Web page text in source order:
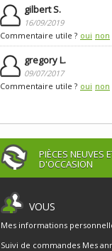
gilbert S.
16/09/2019
Commentaire utile ? oui non
gregory L.
09/07/2017
Commentaire utile ? oui non
PIÈCES NEUVES
D'OCCASION
VOUS
Mes informations
Suivi de commandes Mes